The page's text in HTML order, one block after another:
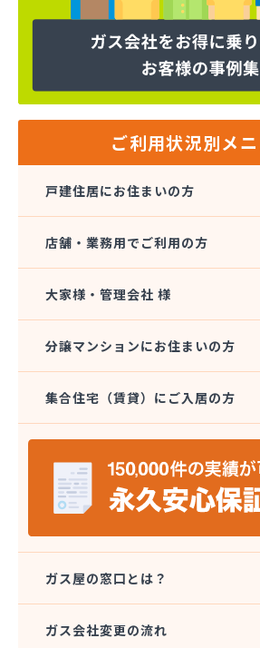
株式会社玉名商会
株式会社九州エネルギー協同管理
株式会社九州高圧容器検査所
株式会社熊本石油玉名充填所
株式会社古屋産業
株式会社城南ガス
株式会社人吉石油 本社・ガス部
株式会社翠松園G.G
株式会社竹本商会
株式会社島津商会
株式会社南九州マルヰガス
株式会社八代協同ガス配送センタ
株式会社野田住宅産業
関本プロパン商店
岩崎プロパン
岩谷産業株式会社 エネルギー熊
吉田屋商店
吉武産業株式会社
宮本利一プロパン店
ご利用状況別メ
戸建住居にお住まいの方
店舗・業務用でご利用の方
大家様・管理会社 様
分譲マンションにお住まいの方
集合住宅（賃貸）にご入居の方
ガス屋の窓口とは？
ガス会社変更の流れ